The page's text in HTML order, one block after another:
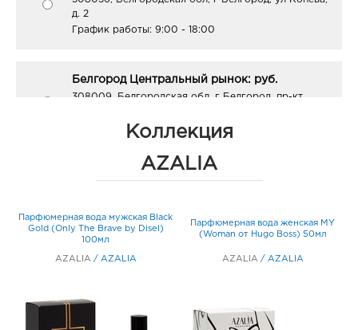
д. 2
График работы: 9:00 - 18:00
Белгород Центральный рынок: руб.
308009, Белгородская обл, г Белгород, пр-кт
График работы:9:00 - 21:00
График работы:
10:00 - 20:00
Королева, д. 9а
10:00 - 21:00
Коллекция
AZALIA
Парфюмерная вода мужская Black
Gold (Only The Brave by Disel)
100мл
AZALIA / AZALIA
Парфюмерная вода женская MY
(Woman от Hugo Boss) 50мл
AZALIA / AZALIA